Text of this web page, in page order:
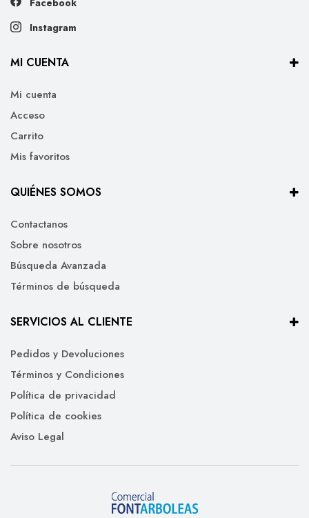
Facebook
Instagram
MI CUENTA
Mi cuenta
Acceso
Carrito
Mis favoritos
QUIÉNES SOMOS
Contactanos
Sobre nosotros
Búsqueda Avanzada
Términos de búsqueda
SERVICIOS AL CLIENTE
Pedidos y Devoluciones
Términos y Condiciones
Política de privacidad
Política de cookies
Aviso Legal